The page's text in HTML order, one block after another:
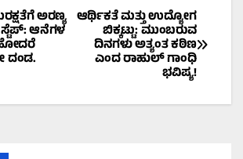
ಆರ್ಥಿಕತೆ ಮತ್ತು ಉದ್ಯೋಗ
ಬಿಕ್ಕಟ್ಟು: ಮುಂಬರುವ
ದಿನಗಳು ಅತ್ಯಂತ ಕಠಿಣ
ಎಂದ ರಾಹುಲ್ ಗಾಂಧಿ
ಭವಿಷ್ಯ!
ಅರಣ್ಯ
ಆನೆಗಳ
ಹೋದರೆ
ದಂಡ.